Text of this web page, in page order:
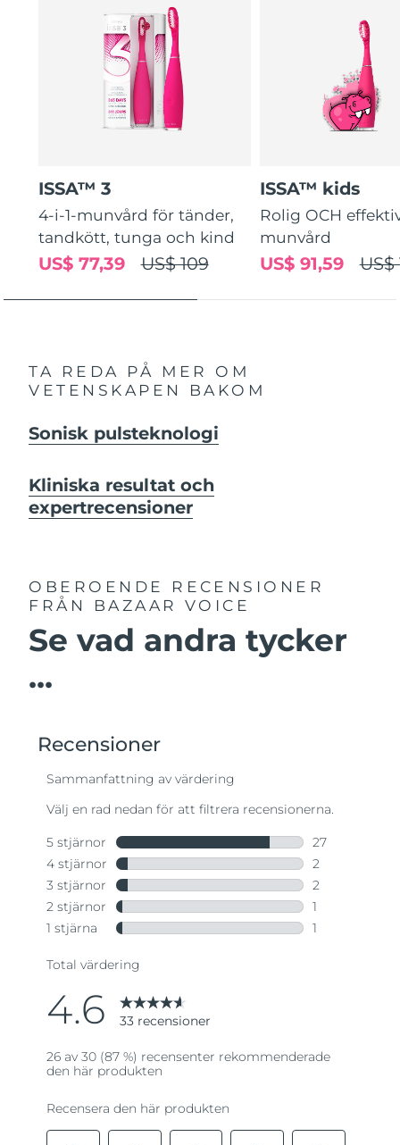
ISSA™ 3
4-i-1-munvård för tänder,
tandkött, tunga och kind
US$ 109
US$ 77,39
ISSA™ kids
Rolig OCH
munvård
US$
US$ 91,59
TA REDA PÅ MER OM
VETENSKAPEN BAKOM
Sonisk pulsteknologi
Kliniska resultat och
expertrecensioner
OBEROENDE RECENSIONER
FRÅN BAZAAR VOICE
Se vad andra tycker
...